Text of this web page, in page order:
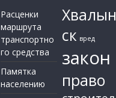
Расценки
маршрута
транспортно
го средства
Памятка
населению
Хвалын
ск вред
закон
право